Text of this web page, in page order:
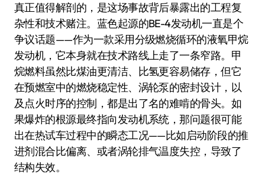
真正值得解剖的，是这场事故背后暴露出的工程复
杂性和技术赌注。蓝色起源的BE-4发动机一直是个
争议话题——作为一款采用分级燃烧循环的液氧甲烷
发动机，它本身就在技术路线上走了一条窄路。甲
烷燃料虽然比煤油更清洁、比氢更容易储存，但它
在预燃室中的燃烧稳定性、涡轮泵的密封设计，以
及点火时序的控制，都是出了名的难啃的骨头。如
果爆炸的根源最终指向发动机系统，那问题很可能
出在热试车过程中的瞬态工况——比如启动阶段的推
进剂混合比偏离、或者涡轮排气温度失控，导致了
结构失效。